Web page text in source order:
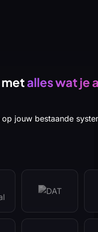
alles wat je
jouw bestaande